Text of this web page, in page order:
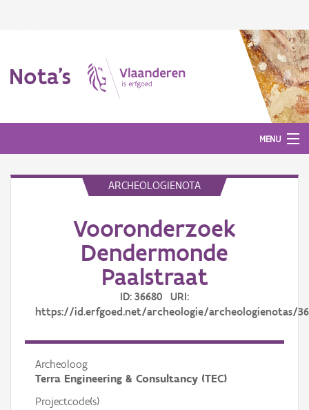
Nota's
MENU
ARCHEOLOGIENOTA
Vooronderzoek
Dendermonde
Paalstraat
ID: 36680 URI:
https://id.erfgoed.net/archeologie/archeologienotas/
Archeoloog
Terra Engineering & Consultancy (TEC)
Projectcode(s)